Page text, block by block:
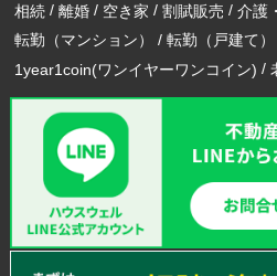
相続
離婚 空き家 割賦販売
介護
転勤（マンション）
転勤（戸建て）
1year1coin(ワンイヤーワンコイン)